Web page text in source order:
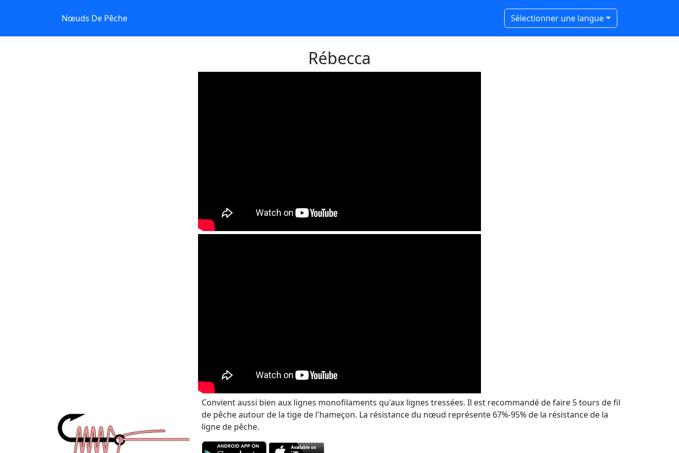
Nœuds De Pêche Sélectionner une langue
Rébecca
Convient aussi bien aux lignes monofilaments qu'aux lignes tressées. Il est recommandé de faire 5 tours de fil
de pêche autour de la tige de l'hameçon. La résistance du nœud représente 67%-95% de la résistance de la
ligne de pêche.